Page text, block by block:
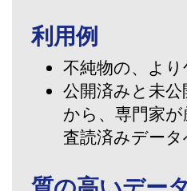
利用例
不純物の、よ
公開済みと未
から、専門家
査読済みデー